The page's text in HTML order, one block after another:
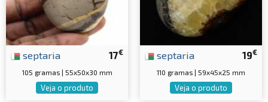
17€
septaria
105 gramas | 55x50x30 mm
Veja o produto
19€
septaria
110 gramas | 59x45x25 mm
Veja o produto